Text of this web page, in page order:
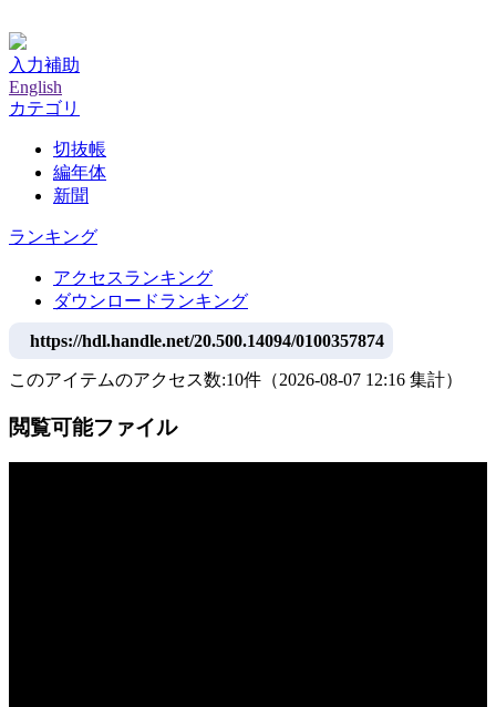
入力補助
English
カテゴリ
切抜帳
編年体
新聞
ランキング
アクセスランキング
ダウンロードランキング
https://hdl.handle.net/20.500.14094/0100357874
このアイテムのアクセス数:10件 （2026-08-07 12:16 集計）
閲覧可能ファイル